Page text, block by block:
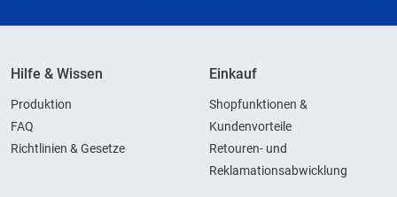
Hilfe & Wissen
Produktion
FAQ
Richtlinien & Gesetze
Einkauf
Shopfunktionen &
Kundenvorteile
Retouren- und
Reklamationsabwicklung